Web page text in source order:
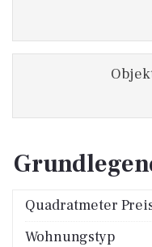
Quadratmeter
Wohnungstyp